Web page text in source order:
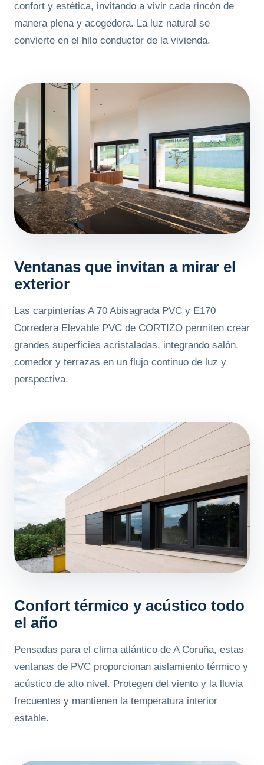
confort y estética, invitando a vivir cada rincón de
manera plena y acogedora. La luz natural se
convierte en el hilo conductor de la vivienda.
Ventanas que invitan a mirar el
exterior
Las carpinterías A 70 Abisagrada PVC y E170
Corredera Elevable PVC de CORTIZO permiten crear
grandes superficies acristaladas, integrando salón,
comedor y terrazas en un flujo continuo de luz y
perspectiva.
Confort térmico y acústico todo
el año
Pensadas para el clima atlántico de A Coruña, estas
ventanas de PVC proporcionan aislamiento térmico y
acústico de alto nivel. Protegen del viento y la lluvia
frecuentes y mantienen la temperatura interior
estable.